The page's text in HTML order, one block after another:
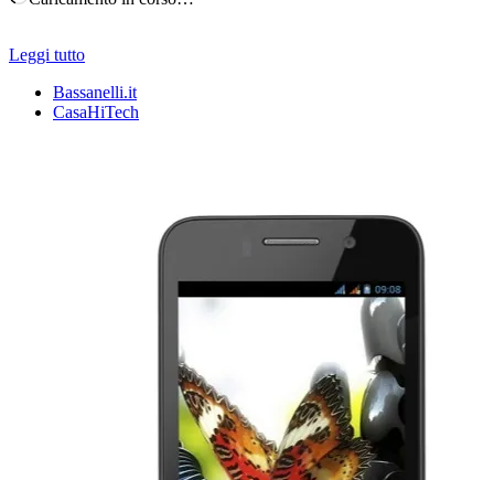
Leggi tutto
Bassanelli.it
CasaHiTech